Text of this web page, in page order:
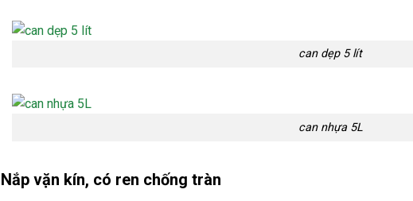
can dẹp 5 lít
can nhựa 5L
Nắp vặn kín, có ren chống tràn